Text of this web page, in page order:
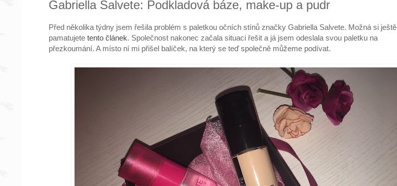
Gabriella Salvete: Podkladová báze, make-up a pudr
Před několika týdny jsem řešila problém s paletkou očních stínů značky Gabriella Salvete. Možná si ještě
pamatujete tento článek. Společnost nakonec začala situaci řešit a já jsem odeslala svou paletku na
přezkoumání. A místo ní mi přišel balíček, na který se teď společně můžeme podívat.